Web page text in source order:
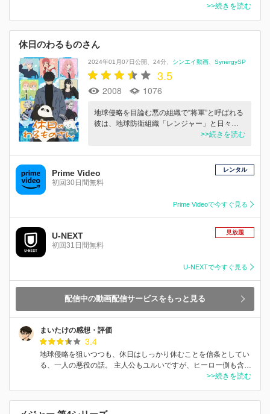
>>続きを読む
休日のわるものさん
2024年01月07日公開 24分 シンエイ動画 SynergySP
3.5
2008 1076
地球侵略を目論む悪の組織で“将軍”と呼ばれる
彼は、地球防衛組織「レンジャー」と日々…
>>続きを読む
Prime Video
初回30日間無料
レンタル
Prime Videoで今すぐ見る
U-NEXT
初回31日間無料
見放題
U-NEXTで今すぐ見る
配信中の動画配信サービスをもっと見る
まいたけの感想・評価
3.4
地球侵略を狙いつつも、休日はしっかり休むことを信条としてい
る、一人の悪役の話。 主人公もユルいですが、ヒーロー側も含…
>>続きを読む